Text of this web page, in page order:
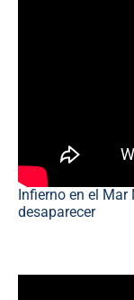
Infierno en el
desaparecer